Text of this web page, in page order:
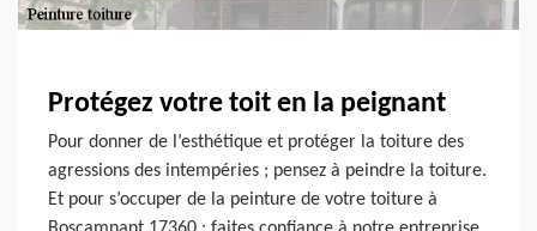
Protégez votre toit en la peignant
Pour donner de l’esthétique et protéger la toiture des
agressions des intempéries ; pensez à peindre la toiture.
Et pour s’occuper de la peinture de votre toiture à